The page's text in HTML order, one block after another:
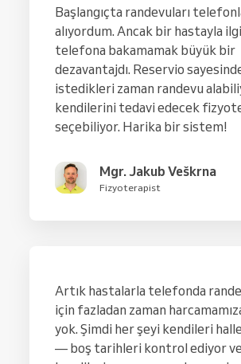
Başlangıçta randevuları
alıyordum. Ancak bir hastayla
telefona bakamamak büyük bir
dezavantajdı. Reservio
istedikleri zaman randevu
kendilerini tedavi edecek
seçebiliyor. Harika bir sistem!
Mgr. Jakub Veškrna
Fizyoterapist
Artık hastalarla telefonda
için fazladan zaman
yok. Şimdi her şeyi kendileri
— boş tarihleri kontrol ediyor ve